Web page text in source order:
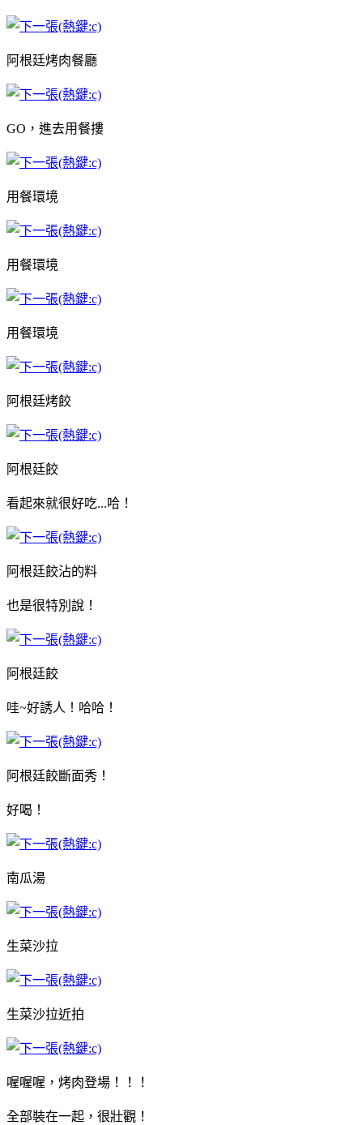
阿根廷烤肉餐廳
GO，進去用餐摟
用餐環境
用餐環境
用餐環境
阿根廷烤餃
阿根廷餃
看起來就很好吃...哈！
阿根廷餃沾的料
也是很特別說！
阿根廷餃
哇~好誘人！哈哈！
阿根廷餃斷面秀！
好喝！
南瓜湯
生菜沙拉
生菜沙拉近拍
喔喔喔，烤肉登場！！！
全部裝在一起，很壯觀！